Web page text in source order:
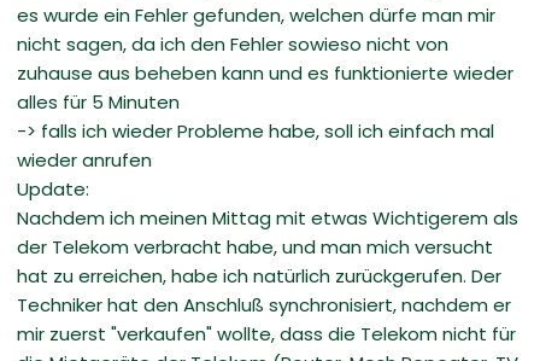
es wurde ein Fehler gefunden, welchen dürfe man mir
nicht sagen, da ich den Fehler sowieso nicht von
zuhause aus beheben kann und es funktionierte wieder
alles für 5 Minuten
-> falls ich wieder Probleme habe, soll ich einfach mal
wieder anrufen
Update:
Nachdem ich meinen Mittag mit etwas Wichtigerem als
der Telekom verbracht habe, und man mich versucht
hat zu erreichen, habe ich natürlich zurückgerufen. Der
Techniker hat den Anschluß synchronisiert, nachdem er
mir zuerst "verkaufen" wollte, dass die Telekom nicht für